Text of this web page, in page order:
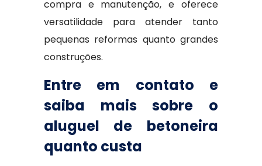
compra e manutenção, e oferece
versatilidade para atender tanto
pequenas reformas quanto grandes
construções.
Entre em contato e
saiba mais sobre o
aluguel de betoneira
quanto custa